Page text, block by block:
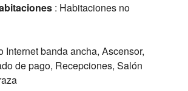
: Habitaciones no
Internet banda ancha, Ascensor,
de pago, Recepciones, Salón